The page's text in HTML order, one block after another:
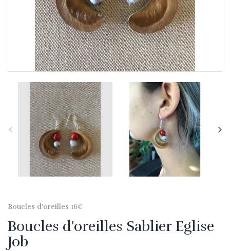
Boucles d'oreilles 16€
Boucles d'oreilles Sablier Eglise
Job